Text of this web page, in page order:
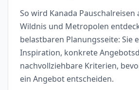
So wird Kanada Pauschalreisen
Wildnis und Metropolen
belastbaren Planungsseite: Sie
Inspiration, konkrete
nachvollziehbare Kriterien,
ein Angebot entscheiden.